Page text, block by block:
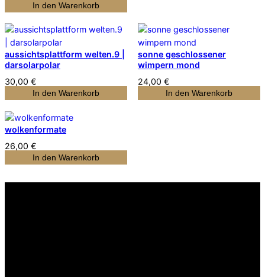
In den Warenkorb
aussichtsplattform welten.9 |
darsolarpolar
30,00 €
In den Warenkorb
sonne geschlossener
wimpern mond
24,00 €
In den Warenkorb
wolkenformate
26,00 €
In den Warenkorb